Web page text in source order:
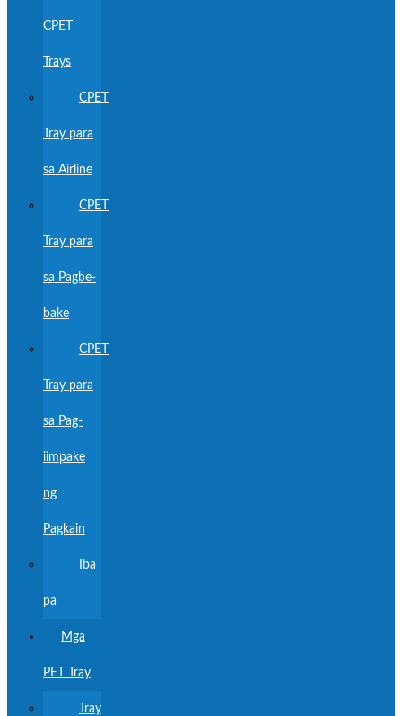
CPET
Trays
CPET
Tray para
sa Airline
CPET
Tray para
sa Pagbe-
bake
CPET
Tray para
sa Pag-
iimpake
ng
Pagkain
Iba
pa
Mga
PET Tray
Tray